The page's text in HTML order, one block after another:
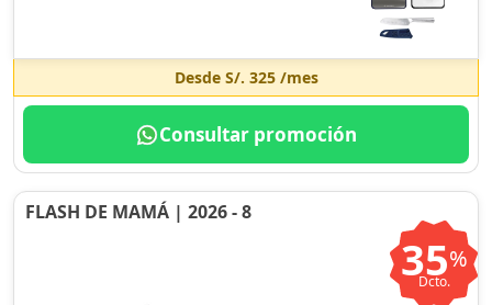
Desde S/. 325/mes
Consultar promoción
FLASH DE MAMÁ | 2026 - 8
35%
Dcto.